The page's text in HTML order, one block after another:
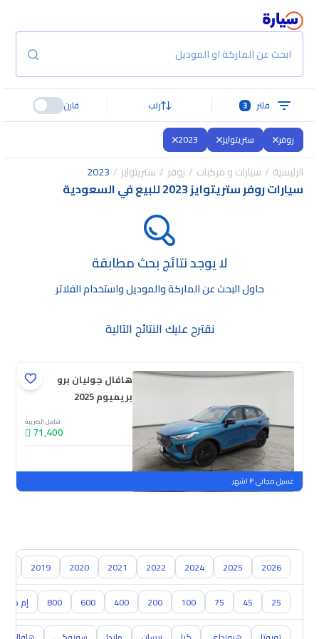
ابحث عن الماركة او الموديل
فلتر 3 رتب قارن
روفر ستريتوايز 2023
الرئيسية سيارات و مركبات روفر ستريتوايز 2023
سيارات روفر ستريتوايز 2023 للبيع في السعودية
لا يوجد نتائج بحث مطابقة
حاول البحث عن الماركة والموديل واستخدام الفلاتر
نقترح عليك النتائج التالية
هافال جوليان برو
بريميوم 2025
شامل الضريبة
71,400
جديدة
ملوحة
غسيل مجاني ٣ اشهر
2026
2025
2024
2022
2021
2020
2019
25
45
75
100
200
400
600
800 إم جي